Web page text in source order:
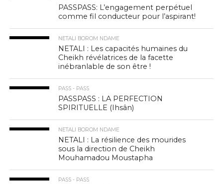
PASSPASS: L’engagement perpétuel
comme fil conducteur pour l’aspirant!
NETALI BOROM NDAME
NETALI : Les capacités humaines du
Cheikh révélatrices de la facette
inébranlable de son être !
PASS - PASS
PASSPASS : LA PERFECTION
SPIRITUELLE (Ihsân)
NETALI BOROM NDAME
NETALI : La résilience des mourides
sous la direction de Cheikh
Mouhamadou Moustapha
PASS - PASS